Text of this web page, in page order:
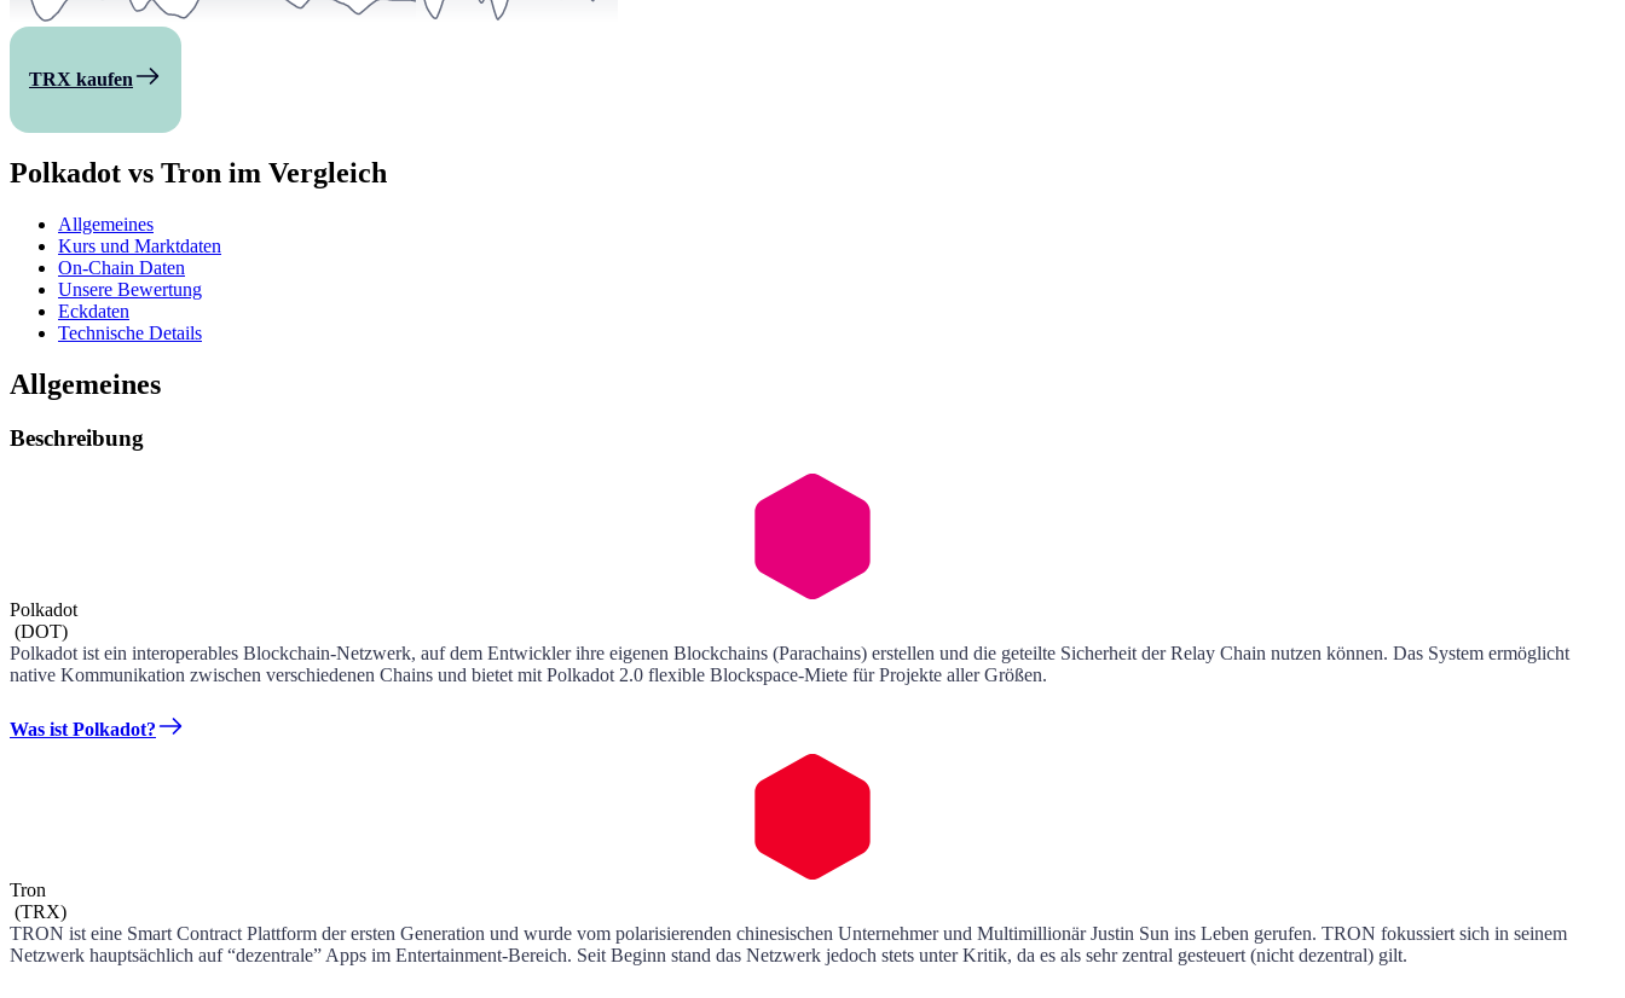
TRX kaufen
Polkadot vs Tron im Vergleich
Allgemeines
Kurs und Marktdaten
On-Chain Daten
Unsere Bewertung
Eckdaten
Technische Details
Allgemeines
Beschreibung
Polkadot
(DOT)
Polkadot ist ein interoperables Blockchain-Netzwerk, auf dem Entwickler ihre eigenen Blockchains (Parachains) erstellen und die geteilte Sicherheit der Relay Chain nutzen können. Das System ermöglicht
native Kommunikation zwischen verschiedenen Chains und bietet mit Polkadot 2.0 flexible Blockspace-Miete für Projekte aller Größen.
Was ist Polkadot?
Tron
(TRX)
TRON ist eine Smart Contract Plattform der ersten Generation und wurde vom polarisierenden chinesischen Unternehmer und Multimillionär Justin Sun ins Leben gerufen. TRON fokussiert sich in seinem
Netzwerk hauptsächlich auf “dezentrale” Apps im Entertainment-Bereich. Seit Beginn stand das Netzwerk jedoch stets unter Kritik, da es als sehr zentral gesteuert (nicht dezentral) gilt.